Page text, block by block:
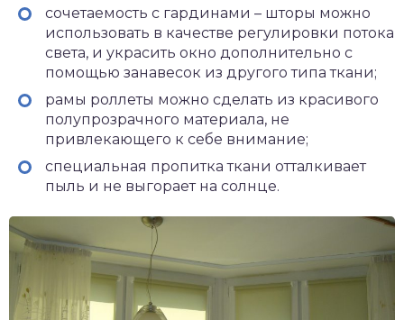
сочетаемость с гардинами – шторы можно
использовать в качестве регулировки потока
света, и украсить окно дополнительно с
помощью занавесок из другого типа ткани;
рамы роллеты можно сделать из красивого
полупрозрачного материала, не
привлекающего к себе внимание;
специальная пропитка ткани отталкивает
пыль и не выгорает на солнце.